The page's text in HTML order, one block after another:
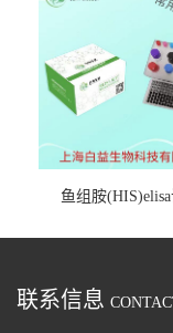
鱼组胺
联系信息